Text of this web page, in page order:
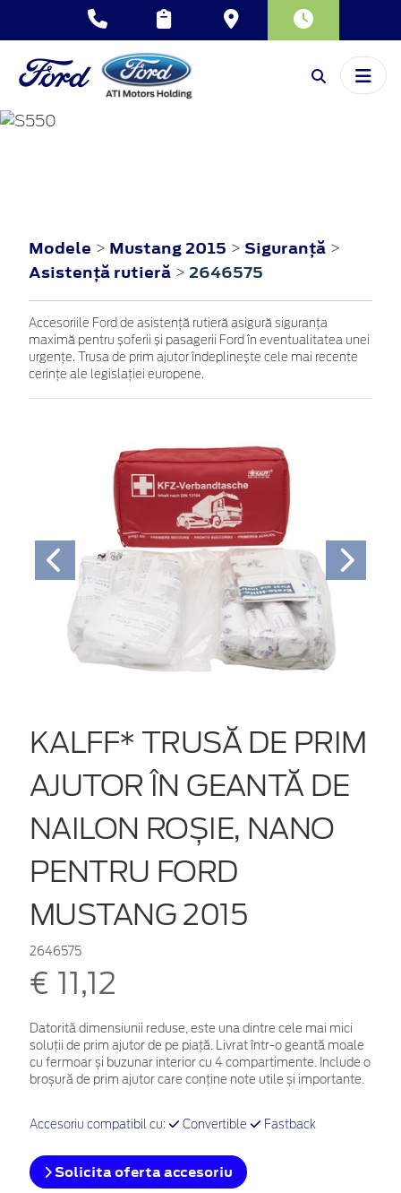
MUSTANG
Modele > Mustang 2015 > Siguranţă >
Asistenţă rutieră > 2646575
Accesoriile Ford de asistență rutieră asigură siguranța
maximă pentru șoferii și pasagerii Ford în eventualitatea unei
urgențe. Trusa de prim ajutor îndeplinește cele mai recente
cerințe ale legislației europene.
KALFF* TRUSĂ DE PRIM
AJUTOR ÎN GEANTĂ DE
NAILON ROȘIE, NANO
PENTRU FORD
MUSTANG 2015
2646575
€ 11,12
Datorită dimensiunii reduse, este una dintre cele mai mici
soluții de prim ajutor de pe piață. Livrat într-o geantă moale
cu fermoar și buzunar interior cu 4 compartimente. Include o
broșură de prim ajutor care conține note utile și importante.
Accesoriu compatibil cu: Convertible Fastback
Solicita oferta accesoriu